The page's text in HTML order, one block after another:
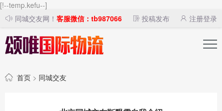
[!--temp.kefu--]
同城交友网！ 客服微信：tb987066 投稿发布 注册登录
首页 > 同城交友